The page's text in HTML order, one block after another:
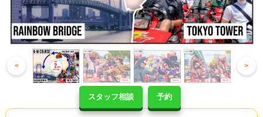
スタッフ相談 予約
< >